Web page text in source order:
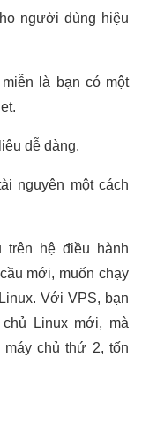
người dùng hiệu
là bạn có một
dễ dàng.
nguyên một cách
trên hệ điều hành
mới, muốn chạy
Với VPS, bạn
Linux mới, mà
chủ thứ 2, tốn